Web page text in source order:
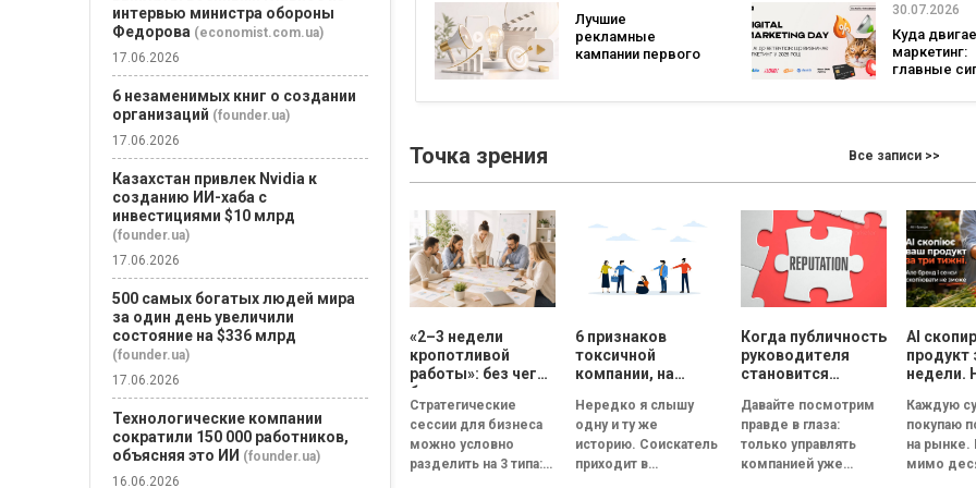
три года
Лучшие
рекламные
кампании первого
бренды задавали
30.07.2026
Куда
маркетинг:
главные
Digital
Точка зрения Все записи >>
«2–3 недели
кропотливой
работы»: без чего
бизнесу нет
смысла
проводить
стратегическую
сессию
Стратегические
сессии для бизнеса
можно условно
разделить на 3 типа:
6 признаков
токсичной
компании, на
обратить
внимание на
собеседовании
Нередко я слышу
одну и ту же
историю. Соискатель
приходит в
Когда публичность
руководителя
становится
репутации
Давайте посмотрим
правде в глаза:
только управлять
компанией уже
AI
продукт
недели.
сможет
Каждую
покупаю
на рынке.
мимо
интервью министра обороны
Федорова (economist.com.ua)
17.06.2026
6 незаменимых книг о создании
организаций (founder.ua)
17.06.2026
Казахстан привлек Nvidia к
созданию ИИ-хаба с
инвестициями $10 млрд
(founder.ua)
17.06.2026
500 самых богатых людей мира
за один день увеличили
состояние на $336 млрд
(founder.ua)
17.06.2026
Технологические компании
сократили 150 000 работников,
объясняя это ИИ (founder.ua)
16.06.2026